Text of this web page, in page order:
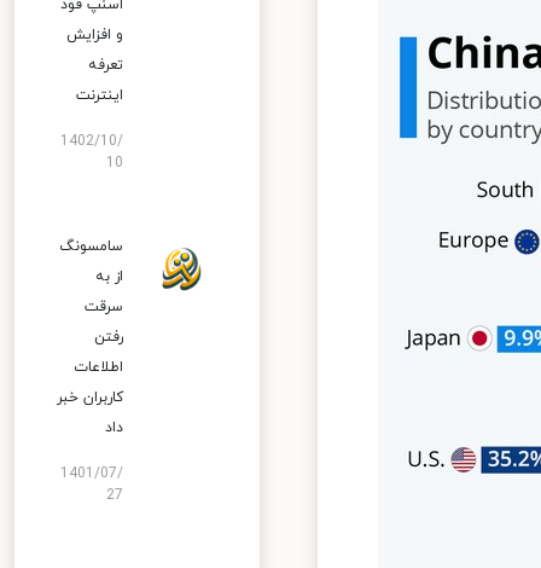
اسنپ‌ فود
و افزایش
تعرفه
اینترنت
1402/10/
10
سامسونگ
از به
سرقت
رفتن
اطلاعات
کاربران خبر
داد
1401/07/
27